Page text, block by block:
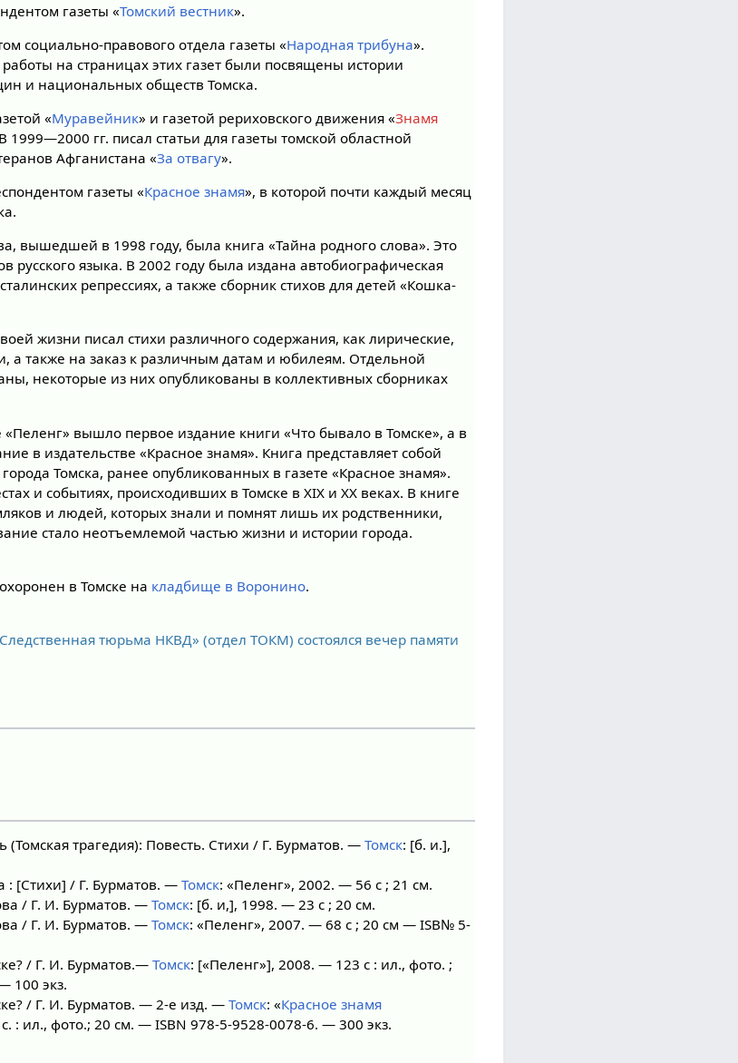
газеты «Томский вестник».
социально-правового отдела газеты «Народная трибуна».
на страницах этих газет были посвящены истории
и национальных обществ Томска.
«Муравейник» и газетой рериховского движения «Знамя
1999—2000 гг. писал статьи для газеты томской областной
Афганистана «За отвагу».
газеты «Красное знамя», в которой почти каждый месяц
вышедшей в 1998 году, была книга «Тайна родного слова». Это
русского языка. В 2002 году была издана автобиографическая
репрессиях, а также сборник стихов для детей «Кошка-
жизни писал стихи различного содержания, как лирические,
а также на заказ к различным датам и юбилеям. Отдельной
некоторые из них опубликованы в коллективных сборниках
«Пеленг» вышло первое издание книги «Что бывало в Томске», а в
в издательстве «Красное знамя». Книга представляет собой
Томска, ранее опубликованных в газете «Красное знамя».
и событиях, происходивших в Томске в XIX и XX веках. В книге
и людей, которых знали и помнят лишь их родственники,
стало неотъемлемой частью жизни и истории города.
в Томске на кладбище в Воронино.
тюрьма НКВД» (отдел ТОКМ) состоялся вечер памяти
(Томская трагедия): Повесть. Стихи / Г. Бурматов. — Томск: [б. и.],
[Стихи] / Г. Бурматов. — Томск: «Пеленг», 2002. — 56 с ; 21 см.
/ Г. И. Бурматов. —Томск: [б. и,], 1998. — 23 с ; 20 см.
/ Г. И. Бурматов. —Томск: «Пеленг», 2007. — 68 с ; 20 см — ISB№ 5-
/ Г. И. Бурматов.— Томск: [«Пеленг»], 2008. — 123 с : ил., фото. ;
100 экз.
/ Г. И. Бурматов. — 2-е изд. — Томск: «Красное знамя
: ил., фото.; 20 см. — ISBN 978-5-9528-0078-6. — 300 экз.